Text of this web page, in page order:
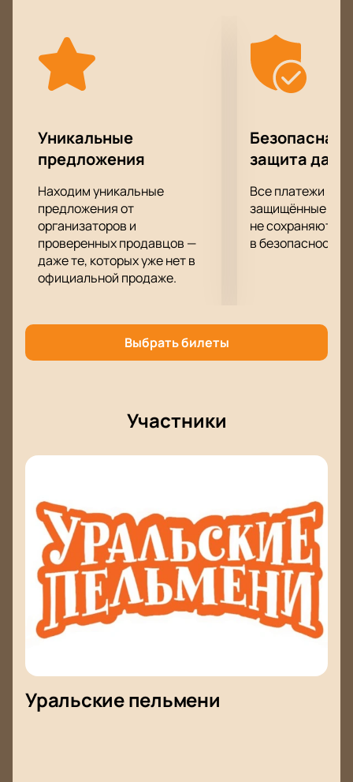
Уникальные
предложения
Находим уникальные
предложения от
организаторов и
проверенных продавцов —
даже те, которых уже нет в
официальной продаже.
Безопасная
защита
Все платежи
защищённые
не сохраняются
в безопасности.
Выбрать билеты
Участники
Уральские пельмени